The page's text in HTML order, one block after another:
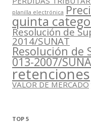
planilla electrónica
quinta
Resolución de
2014/SUNAT
Resolución de
013-2007/
retenciones
VALOR DE MERCADO
TOP 5